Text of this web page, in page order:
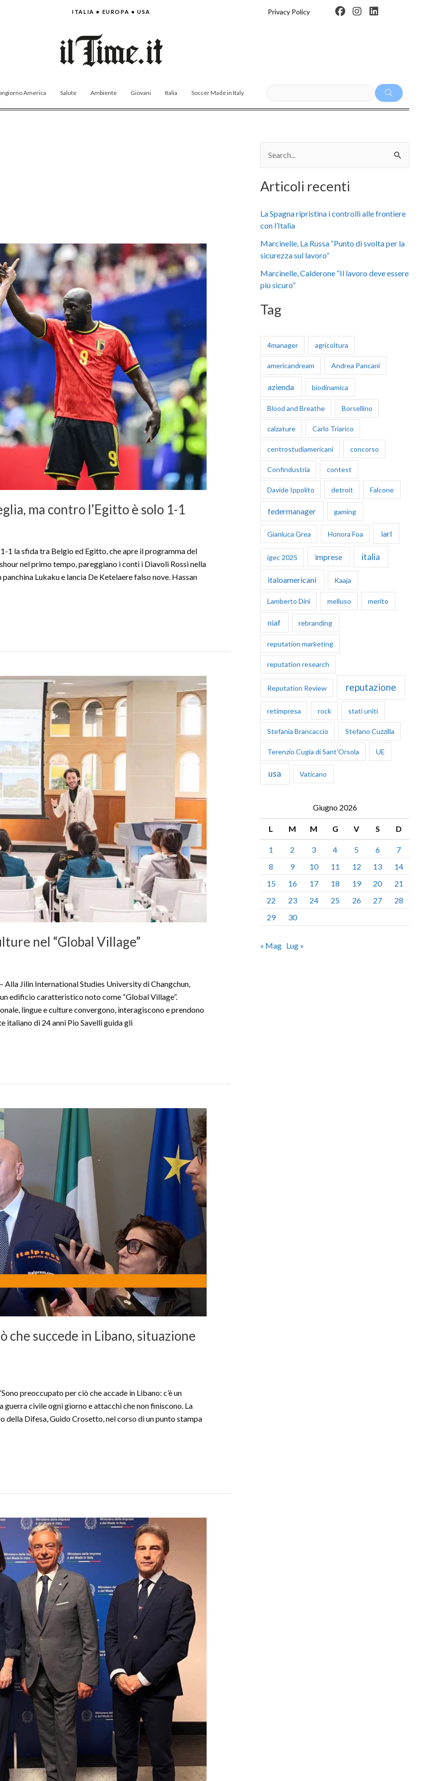
ITALIA • EUROPA • USA Privacy Policy
F
I
L
America Salute Ambiente Giovani Italia Soccer Made in Italy
ma contro l’Egitto è solo 1-1
1 la sfida tra Belgio ed Egitto, che apre il programma del
nel primo tempo, pareggiano i conti i Diavoli Rossi nella
Lukaku e lancia De Ketelaere falso nove. Hassan
nel “Global Village”
Jilin International Studies University di Changchun,
edificio caratteristico noto come “Global Village”.
lingue e culture convergono, interagiscono e prendono
italiano di 24 anni Pio Savelli guida gli
che succede in Libano, situazione
preoccupato per ciò che accade in Libano: c’è un
guerra civile ogni giorno e attacchi che non finiscono. La
della Difesa, Guido Crosetto, nel corso di un punto stampa
r
Articoli recenti
La Spagna ripristina i controlli alle frontiere
con l’Italia
Marcinelle, La Russa “Punto di svolta per la
sicurezza sul lavoro”
Marcinelle, Calderone “Il lavoro deve essere
più sicuro”
Tag
4manager agricoltura
americandream Andrea Pancani
azienda biodinamica
Blood and Breathe Borsellino
calzature Carlo Triarico
centrostudiamericani concorso
Confindustria contest
Davide Ippolito detroit Falcone
federmanager gaming
Gianluca Grea Honora Foa iarl
igec 2025 imprese italia
italoamericani Kaaja
Lamberto Dini melluso merito
niaf rebranding
reputation marketing
reputation research
Reputation Review reputazione
retimpresa rock stati uniti
Stefania Brancaccio Stefano Cuzzilla
Terenzio Cugia di Sant'Orsola UE
usa Vaticano
Giugno 2026
L M M G V S D
1 2 3 4 5 6
7
8
9 10 11 12 13
14
15
16 17 18 19 20
21
22
23 24 25 26 27
28
29
30
« Mag Lug »